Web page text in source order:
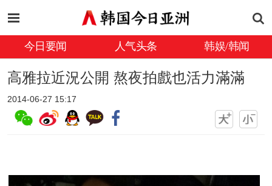
今日要闻 人气头条 韩娱/韩闻
高雅拉近況公開 熬夜拍戲也活力滿滿
2014-06-27 15:17